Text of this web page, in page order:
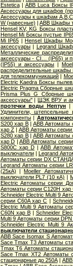
Estetica| ABB Luca Боксы
Аксессуары для шкафов
Аксессуары к шкафам
W (навесные) |ABB Шкафы
Hensel KV, KG Боксы
Hensel Mi Боксы пустые
Mi IP65 |Hensel Шкафы
аксессуары| Legrand
Металлические
аксессуары - CI… (IP65) и
(IP55) и аксессуары|
распределительные
для телекоммуникаций|
Electric Kaedra Боксы
Electric Pragma Сборные
Prisma Plus G Сборные
аксессуары"|ЩЭК ВРУ и
протечки воды Нептун
Удлинители, штепсельные
компоненты|
S200 хар B| ABB Автоматы
хар Z| ABB Автоматы
S280 хар B| ABB Автоматы
хар D | ABB Автоматы
S800C хар D|ABB
выключатели| Legrand
Автоматы серии DX
Legrand Автоматы серии
(25кА) |Moeller
выключатели PL7 (10 кА) |
Electric Aвтоматы серии
Автоматы серии C120H хар
Schneider Electric Multi 9
серии C60A хар C |
Electric Multi 9 Автоматы
C60N хар B| Schneider
Multi 9 Автоматы серии
Schneider Electric Multi 9
выключатели
ABB Sace Isomax S
Sace Tmax T3 Автоматы
Tmax T6 Автоматы
Sace Tmax XT2 Автоматы
стационарные до 250А|